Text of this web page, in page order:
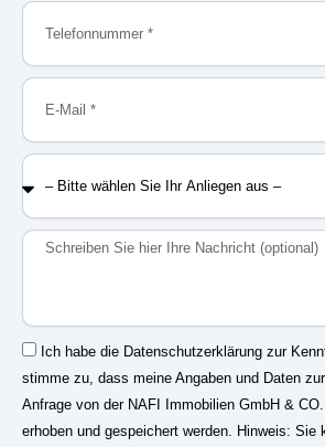
Telefonnummer
E-
Mail
–
Bitte
Sie
Ihr
Nachricht
Einwilligung
Ich habe die Datenschutzerklärung zur
stimme zu, dass meine Angaben und Daten
Anfrage von der NAFI Immobilien GmbH &
erhoben und gespeichert werden. Hinweis: Sie